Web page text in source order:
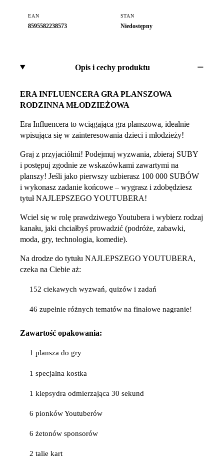
EAN
8595582238573
STAN
Niedostępny
Opis i cechy produktu
ERA INFLUENCERA GRA PLANSZOWA
RODZINNA MŁODZIEŻOWA
Era Influencera to wciągająca gra planszowa, idealnie
wpisująca się w zainteresowania dzieci i młodzieży!
Graj z przyjaciółmi! Podejmuj wyzwania, zbieraj SUBY
i postępuj zgodnie ze wskazówkami zawartymi na
planszy! Jeśli jako pierwszy uzbierasz 100 000 SUBÓW
i wykonasz zadanie końcowe – wygrasz i zdobędziesz
tytuł NAJLEPSZEGO YOUTUBERA!
Wciel się w rolę prawdziwego Youtubera i wybierz rodzaj
kanału, jaki chciałbyś prowadzić (podróże, zabawki,
moda, gry, technologia, komedie).
Na drodze do tytułu NAJLEPSZEGO YOUTUBERA,
czeka na Ciebie aż:
152 ciekawych wyzwań, quizów i zadań
46 zupełnie różnych tematów na finałowe nagranie!
Zawartość opakowania:
1 plansza do gry
1 specjalna kostka
1 klepsydra odmierzająca 30 sekund
6 pionków Youtuberów
6 żetonów sponsorów
2 talie kart